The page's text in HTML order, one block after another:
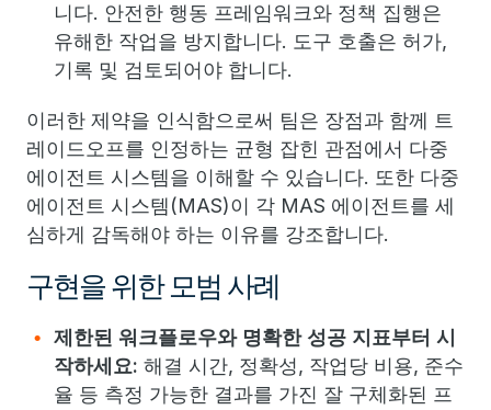
니다. 안전한 행동 프레임워크와 정책 집행은
유해한 작업을 방지합니다. 도구 호출은 허가,
기록 및 검토되어야 합니다.
이러한 제약을 인식함으로써 팀은 장점과 함께 트
레이드오프를 인정하는 균형 잡힌 관점에서 다중
에이전트 시스템을 이해할 수 있습니다. 또한 다중
에이전트 시스템(MAS)이 각 MAS 에이전트를 세
심하게 감독해야 하는 이유를 강조합니다.
구현을 위한 모범 사례
제한된 워크플로우와 명확한 성공 지표부터 시
작하세요: 해결 시간, 정확성, 작업당 비용, 준수
율 등 측정 가능한 결과를 가진 잘 구체화된 프